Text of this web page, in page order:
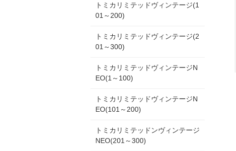
トミカリミテッドヴィンテージ(1
01～200)
トミカリミテッドヴィンテージ(2
01～300)
トミカリミテッドヴィンテージN
EO(1～100)
トミカリミテッドヴィンテージN
EO(101～200)
トミカリミテッドンヴィンテージ
NEO(201～300)